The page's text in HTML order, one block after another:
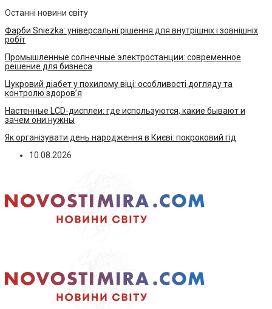
Останні новини світу
Фарби Sniezka: універсальні рішення для внутрішніх і зовнішніх
робіт
Промышленные солнечные электростанции: современное
решение для бизнеса
Цукровий діабет у похилому віці: особливості догляду та
контролю здоров’я
Настенные LCD-дисплеи: где используются, какие бывают и
зачем они нужны
Як організувати день народження в Києві: покроковий гід
10.08.2026